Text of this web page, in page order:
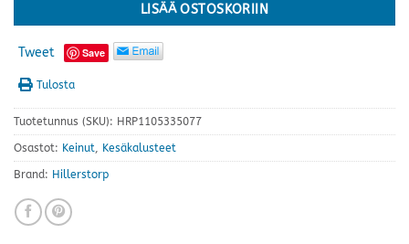
LISÄÄ OSTOSKORIIN
Tweet Save
Tulosta
Tuotetunnus (SKU): HRP1105335077
Osastot: Keinut, Kesäkalusteet
Brand: Hillerstorp